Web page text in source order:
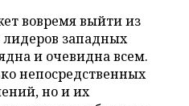
вовремя выйти из
западных
и очевидна всем.
непосредственных
но и их